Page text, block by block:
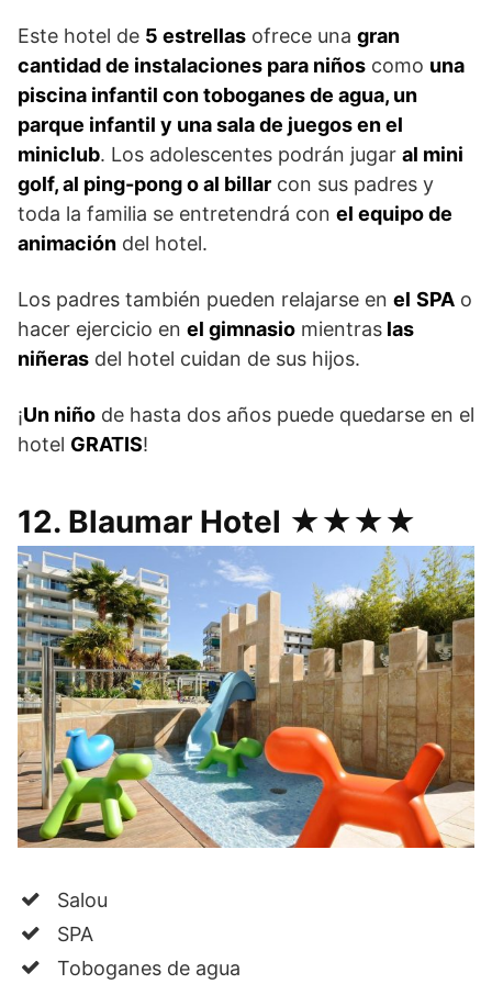
Este hotel de 5 estrellas ofrece una gran
cantidad de instalaciones para niños como una
piscina infantil con toboganes de agua, un
parque infantil y una sala de juegos en el
miniclub. Los adolescentes podrán jugar al mini
golf, al ping-pong o al billar con sus padres y
toda la familia se entretendrá con el equipo de
animación del hotel.
Los padres también pueden relajarse en el SPA o
hacer ejercicio en el gimnasio mientras las
niñeras del hotel cuidan de sus hijos.
¡Un niño de hasta dos años puede quedarse en el
hotel GRATIS!
12. Blaumar Hotel ★★★★
Salou
SPA
Toboganes de agua